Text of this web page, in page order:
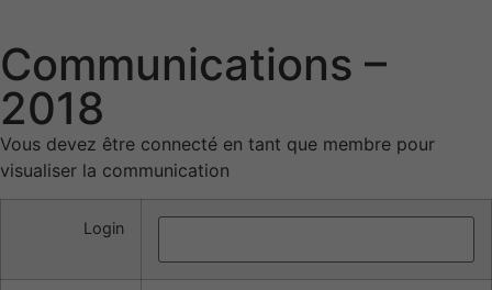
Communications –
2018
Vous devez être connecté en tant que membre pour
visualiser la communication
Login